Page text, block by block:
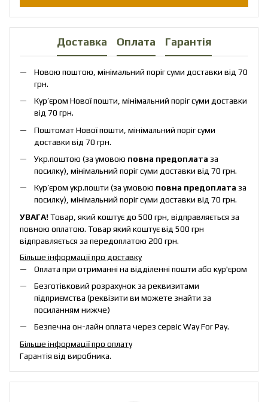
Доставка Оплата Гарантія
Новою поштою, мінімальний поріг суми доставки від 70
грн.
Кур’єром Нової пошти, мінімальний поріг суми доставки
від 70 грн.
Поштомат Нової пошти, мінімальний поріг суми
доставки від 70 грн.
Укр.поштою (за умовою повна предоплата за
посилку), мінімальний поріг суми доставки від 70 грн.
Кур’єром укр.пошти (за умовою повна предоплата за
посилку), мінімальний поріг суми доставки від 70 грн.
УВАГА!Товар, який коштує до 500 грн, відправляється за
повною оплатою. Товар який коштує від 500 грн
відправляється за передоплатою 200 грн.
Більше інформації про доставку
Оплата при отриманні на відділенні пошти або кур'єром
Безготівковий розрахунок за реквизитами
підприємства (реквізити ви можете знайти за
посиланням нижче)
Безпечна он-лайн оплата через сервіс Way For Pay.
Більше інформації про оплату
Гарантія від виробника.